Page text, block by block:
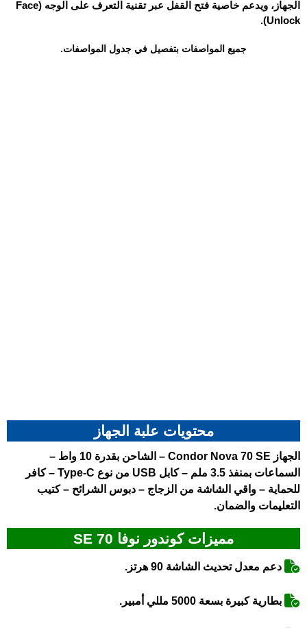
الجهاز، ويدعم خاصية فتح القفل عبر تقنية التعرف على الوجه (Face
Unlock).
جميع المواصفات بتفصيل في جدول المواصفات.
محتويات علبة الجهاز
الجهاز Condor Nova 70 SE – الشاحن بقدرة 10 واط –
السماعات بمنفذ 3.5 ملم – كابل USB من نوع Type-C – كافر
للحماية – واقي الشاشة من الزجاج – دبوس الشرائح – كتيب
التعليمات والضمان.
مميزات كوندور نوفا 70 SE
دعم معدل تحديث الشاشة 90 هرتز.
بطارية كبيرة بسعة 5000 مللي أمبير.